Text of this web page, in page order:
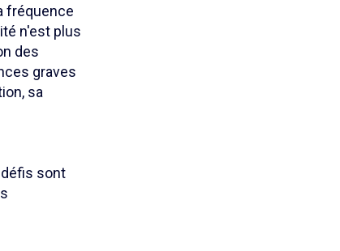
fréquence
n'est plus
des
graves
sa
sont